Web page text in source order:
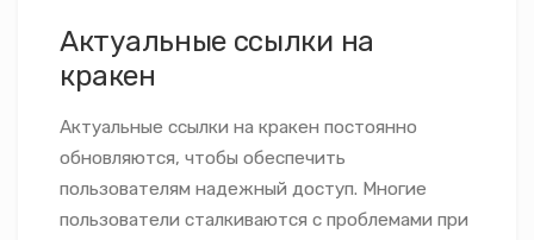
Актуальные ссылки на
кракен
Актуальные ссылки на кракен постоянно
обновляются, чтобы обеспечить
пользователям надежный доступ. Многие
пользователи сталкиваются с проблемами при